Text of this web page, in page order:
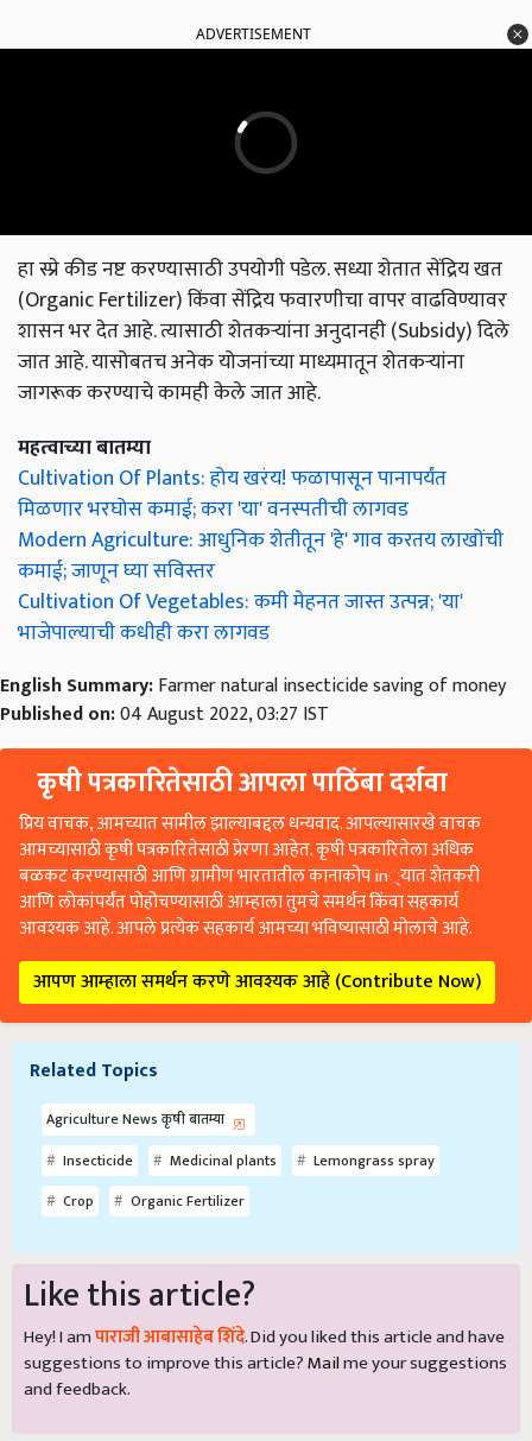
ADVERTISEMENT
हा स्प्रे कीड नष्ट करण्यासाठी उपयोगी पडेल. सध्या शेतात सेंद्रिय खत
(Organic Fertilizer) किंवा सेंद्रिय फवारणीचा वापर वाढविण्यावर
शासन भर देत आहे. त्यासाठी शेतकऱ्यांना अनुदानही (Subsidy) दिले
जात आहे. यासोबतच अनेक योजनांच्या माध्यमातून शेतकऱ्यांना
जागरूक करण्याचे कामही केले जात आहे.
महत्वाच्या बातम्या
Cultivation Of Plants: होय खरंय! फळापासून पानापर्यंत
मिळणार भरघोस कमाई; करा 'या' वनस्पतीची लागवड
Modern Agriculture: आधुनिक शेतीतून 'हे' गाव करतय लाखोंची
कमाई; जाणून घ्या सविस्तर
Cultivation Of Vegetables: कमी मेहनत जास्त उत्पन्न; 'या'
भाजेपाल्याची कधीही करा लागवड
English Summary:Farmer natural insecticide saving of money
Published on:04 August 2022, 03:27 IST
कृषी पत्रकारितेसाठी आपला पाठिंबा दर्शवा
प्रिय वाचक, आमच्यात सामील झाल्याबद्दल धन्यवाद. आपल्यासारखे वाचक
आमच्यासाठी कृषी पत्रकारितेसाठी प्रेरणा आहेत. कृषी पत्रकारितेला अधिक
बळकट करण्यासाठी आणि ग्रामीण भारतातील कानाकोप in्यात शेतकरी
आणि लोकांपर्यंत पोहोचण्यासाठी आम्हाला तुमचे समर्थन किंवा सहकार्य
आवश्यक आहे. आपले प्रत्येक सहकार्य आमच्या भविष्यासाठी मोलाचे आहे.
आपण आम्हाला समर्थन करणे आवश्यक आहे (Contribute Now)
Related Topics
Agriculture News कृषी बातम्या
Insecticide
Medicinal plants
Lemongrass spray
Crop
Organic Fertilizer
Like this article?
Hey! I amपाराजी आबासाहेब शिंदे. Did you liked this article and have
suggestions to improve this article?Mailme your suggestions
and feedback.